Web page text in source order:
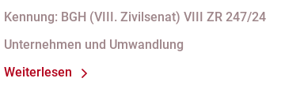
Kennung: BGH (VIII. Zivilsenat) VIII ZR 247/24
Unternehmen und Umwandlung
Weiterlesen